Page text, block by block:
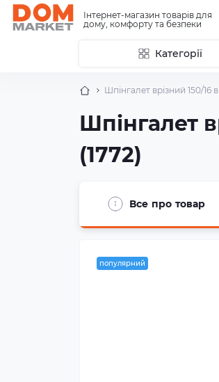
Інтернет-магазин товарів для
дому, комфорту та безпеки
Категорії
Шпінгалет врізний 150/16
Шпінгалет
(1772)
Все про товар
популярний